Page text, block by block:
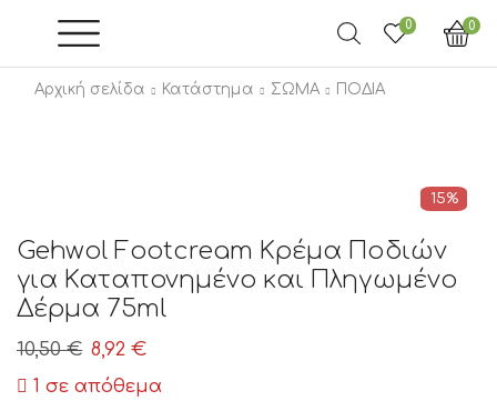
0 0
Αρχική σελίδα Κατάστημα ΣΩΜΑ ΠΟΔΙΑ
15%
Gehwol Footcream Κρέμα Ποδιών
για Καταπονημένο και Πληγωμένο
Δέρμα 75ml
10,50€ Original
price
8,92€Η
τρέχουσα
1 σε απόθεμα